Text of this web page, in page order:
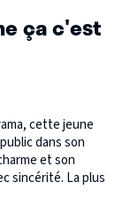
ça c'est
cette jeune
dans son
et son
sincérité. La plus